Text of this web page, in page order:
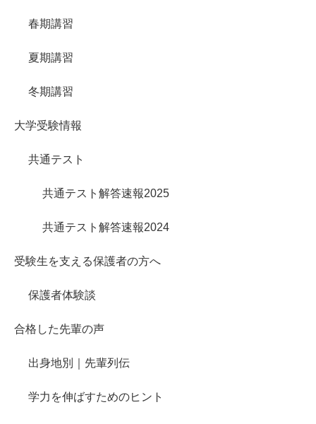
春期講習
夏期講習
冬期講習
大学受験情報
共通テスト
共通テスト解答速報2025
共通テスト解答速報2024
受験生を支える保護者の方へ
保護者体験談
合格した先輩の声
出身地別｜先輩列伝
学力を伸ばすためのヒント